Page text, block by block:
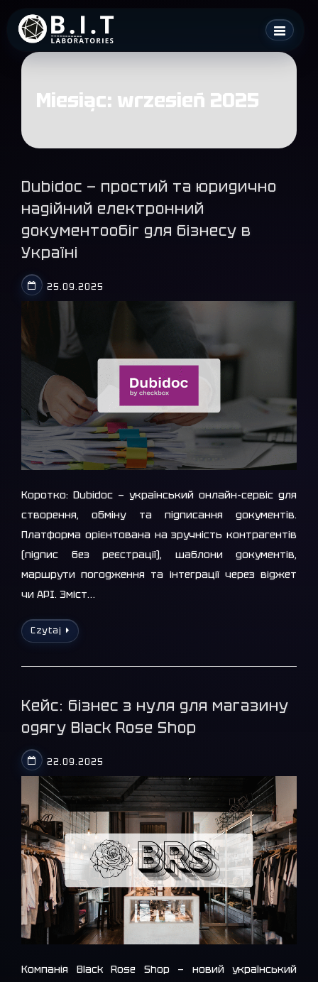
content
Miesiąc: wrzesień 2025
Dubidoc — простий та юридично
надійний електронний
документообіг для бізнесу в
Україні
25.09.2025
Коротко: Dubidoc — український онлайн-сервіс для
створення, обміну та підписання документів.
Платформа орієнтована на зручність контрагентів
(підпис без реєстрації), шаблони документів,
маршрути погодження та інтеграції через віджет
чи API. Зміст…
Czytaj
Кейс: бізнес з нуля для магазину
одягу Black Rose Shop
22.09.2025
Компанія Black Rose Shop — новий український